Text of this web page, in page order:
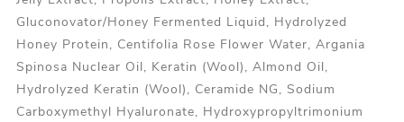
Gluconovator/Honey Fermented Liquid, Hydrolyzed
Honey Protein, Centifolia Rose Flower Water, Argania
Spinosa Nuclear Oil, Keratin (Wool), Almond Oil,
Hydrolyzed Keratin (Wool), Ceramide NG, Sodium
Carboxymethyl Hyaluronate, Hydroxypropyltrimonium